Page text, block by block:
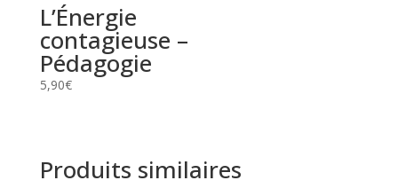
L’Énergie
contagieuse –
Pédagogie
5,90€
Produits similaires